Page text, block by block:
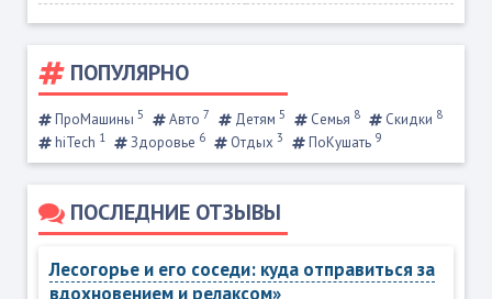
ПОПУЛЯРНО
ПроМашины 5 Авто 7 Детям 5 Семья 8 Скидки 8
hiTech 1 Здоровье 6 Отдых 3 ПоКушать 9
ПОСЛЕДНИЕ ОТЗЫВЫ
Лесогорье и его соседи: куда отправиться за
вдохновением и релаксом»